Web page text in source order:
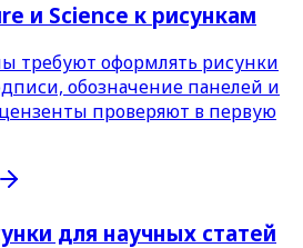
и Science к рисункам
требуют оформлять рисунки
обозначение панелей и
проверяют в первую
для научных статей